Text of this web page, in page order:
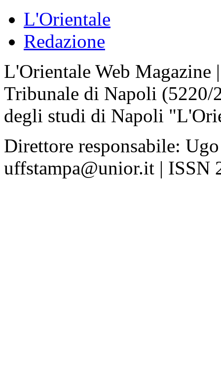
L'Orientale
Redazione
L'Orientale Web Magazine
Tribunale di Napoli
degli studi di Napoli
Direttore responsabile:
uffstampa@unior.it | ISSN